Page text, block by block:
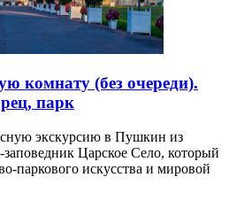
комнату (без очереди).
парк
экскурсию в Пушкин из
Царское Село, который
паркового искусства и мировой